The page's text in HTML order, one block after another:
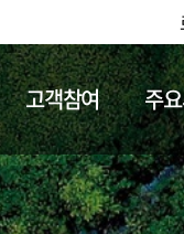
고객참여 주
기차소개